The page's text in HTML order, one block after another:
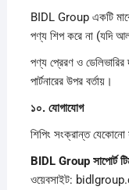
BIDL Group একটি
পণ্য শিপ করে না (যদি
পণ্য প্রেরণ ও ডেলিভারির
পার্টনারের উপর বর্তায়।
১০. যোগাযোগ
শিপিং সংক্রান্ত
BIDL Group সাপোর্ট
ওয়েবসাইট: